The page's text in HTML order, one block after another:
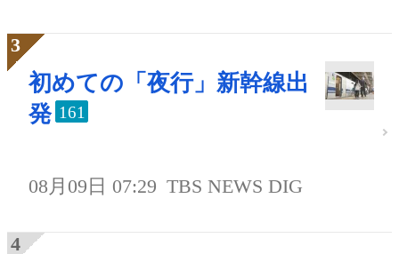
初めての「夜行」新幹線出
発 161
08月09日 07:29 TBS NEWS DIG